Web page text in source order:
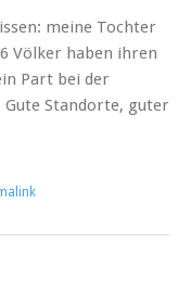
meine Tochter
Völker haben ihren
Part bei der
Standorte, guter